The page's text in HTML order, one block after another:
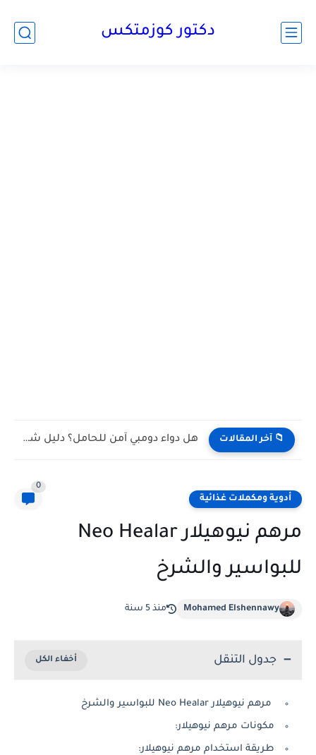
دكتور كوزمتكس
📁 آخر المقالات هل دواء دومبي آمن للحامل؟ دليل شامل للمخاطر والبدائل الآمنة
أدوية ومكملات غذائية
0
مرهم نيوهيلار Neo Healar
للبواسير والشرخ
Mohamed Elshennawy منذ 5 سنة
جدول التنقل
مرهم نيوهيلار Neo Healar للبواسير والشرخ
مكونات مرهم نيوهيلار:
طريقة استخدام مرهم نيوهيلار: